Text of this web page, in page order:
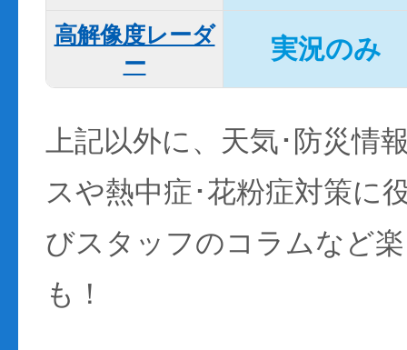
高解像度レーダ
ー
実況のみ
上記以外に、天気･防災情
スや熱中症･花粉症対策に
びスタッフのコラムなど
も！